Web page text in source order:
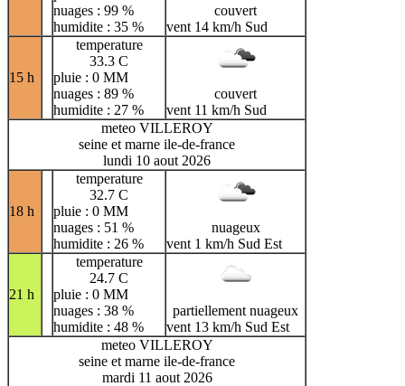
nuages : 99 %
humidite : 35 %
couvert
vent 14 km/h Sud
15 h
temperature
33.3 C
pluie : 0 MM
nuages : 89 %
humidite : 27 %
couvert
vent 11 km/h Sud
meteo VILLEROY
seine et marne ile-de-france
lundi 10 aout 2026
18 h
temperature
32.7 C
pluie : 0 MM
nuages : 51 %
humidite : 26 %
nuageux
vent 1 km/h Sud Est
21 h
temperature
24.7 C
pluie : 0 MM
nuages : 38 %
humidite : 48 %
partiellement nuageux
vent 13 km/h Sud Est
meteo VILLEROY
seine et marne ile-de-france
mardi 11 aout 2026